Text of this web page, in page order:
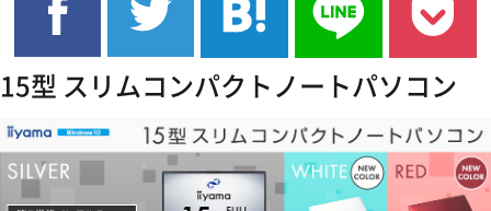
15型 スリムコンパクトノートパソコン